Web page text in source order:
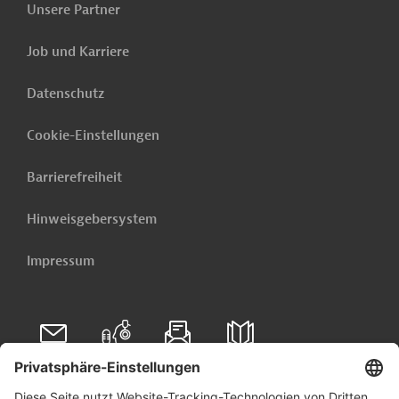
Jetzt einrichten lassen
Verwandte Inhalte
Zollverwaltung
Weitere verwandte Inhalte anzeigen
Unsere Partner
Job und Karriere
Datenschutz
Cookie-Einstellungen
Barrierefreiheit
Hinweisgebersystem
Impressum